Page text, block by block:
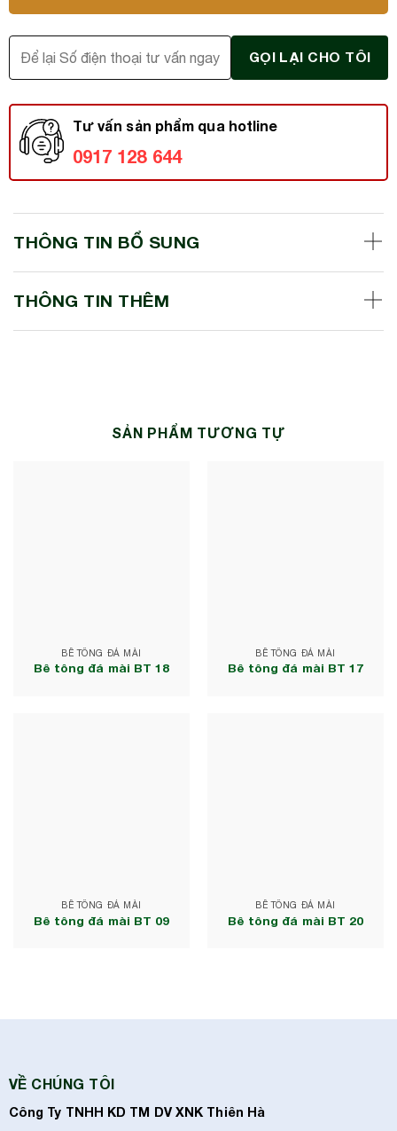
Tư vấn sản phẩm qua hotline
0917 128 644
THÔNG TIN BỔ SUNG
THÔNG TIN THÊM
SẢN PHẨM TƯƠNG TỰ
BÊ TÔNG ĐÁ MÀI
Bê tông đá mài BT 18
BÊ TÔNG ĐÁ MÀI
Bê tông đá mài BT 17
BÊ TÔNG ĐÁ MÀI
Bê tông đá mài BT 09
BÊ TÔNG ĐÁ MÀI
Bê tông đá mài BT 20
VỀ CHÚNG TÔI
Công Ty TNHH KD TM DV XNK Thiên Hà